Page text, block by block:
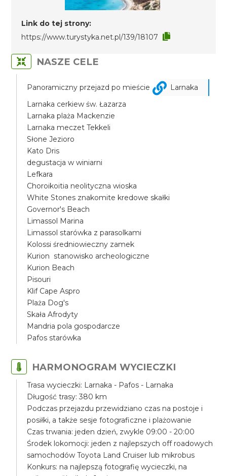
Link do tej strony:
https://www.turystyka.net.pl/139/18107
NASZE CELE
Panoramiczny przejazd po mieście
Larnaka
Larnaka cerkiew św. Łazarza
Larnaka plaża Mackenzie
Larnaka meczet Tekkeli
Słone Jezioro
Kato Dris
degustacja w winiarni
Lefkara
Choroikoitia neolityczna wioska
White Stones znakomite kredowe skałki
Governor's Beach
Limassol Marina
Limassol starówka z parasolkami
Kolossi średniowieczny zamek
Kurion stanowisko archeologiczne
Kurion Beach
Pisouri
Klif Cape Aspro
Plaża Dog's
Skała Afrodyty
Mandria pola gospodarcze
Pafos starówka
HARMONOGRAM WYCIECZKI
Trasa wycieczki: Larnaka - Pafos - Larnaka
Długość trasy: 380 km
Podczas przejazdu przewidziano czas na postoje i
posiłki, a także sesje fotograficzne i plażowanie
Czas trwania: jeden dzień, zwykle 09:00 - 20:00
Środek lokomocji: jeden z najlepszych off roadowych
samochodów Toyota Land Cruiser lub mikrobus
Konkurs: na najlepszą fotografię wycieczki, na